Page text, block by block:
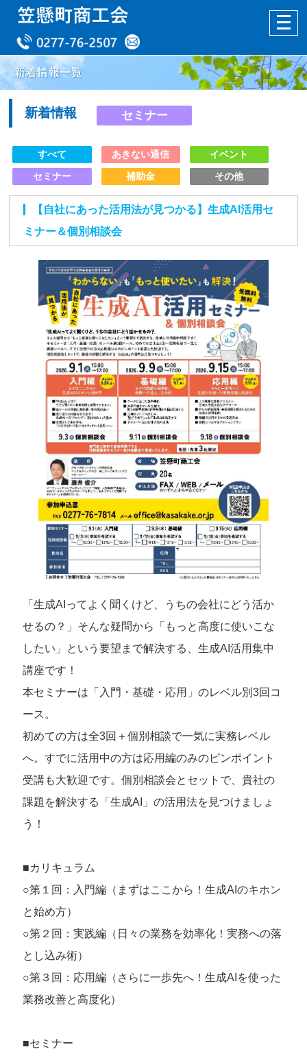
新着情報 セミナー
すべて あきない通信
イベント
セミナー
補助金 その他
【自社にあった活用法が見つかる】生成AI活用セ
ミナー＆個別相談会
「生成AIってよく聞くけど、うちの会社にどう活か
せるの？」そんな疑問から「もっと高度に使いこな
したい」という要望まで解決する、生成AI活用集中
講座です！
本セミナーは「入門・基礎・応用」のレベル別3回コ
ース。
初めての方は全3回＋個別相談で一気に実務レベル
へ。すでに活用中の方は応用編のみのピンポイント
受講も大歓迎です。個別相談会とセットで、貴社の
課題を解決する「生成AI」の活用法を見つけましょ
う！
■カリキュラム
○第１回：入門編（まずはここから！生成AIのキホン
と始め方）
○第２回：実践編（日々の業務を効率化！実務への落
とし込み術）
○第３回：応用編（さらに一歩先へ！生成AIを使った
業務改善と高度化）
■セミナー